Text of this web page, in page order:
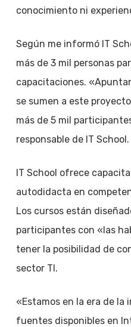
conocimiento ni
Según me informó IT
más de 3 mil personas
capacitaciones.
se sumen a este
más de 5 mil
responsable de IT School.
IT School ofrece
autodidacta en
Los cursos están
participantes con «las
tener la posibilidad de
sector TI.
«Estamos en la era de
fuentes disponibles en